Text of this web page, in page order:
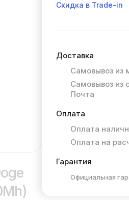
Скидка в Trade-in
Доставка
Самовывоз из
Самовывоз из
Почта
Оплата
Оплата
Оплата на
Гарантия
Официальная